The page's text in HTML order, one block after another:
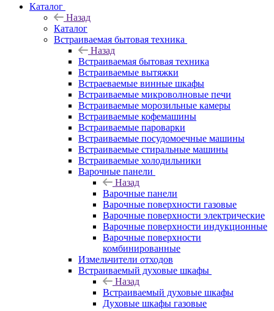
Каталог
Назад
Каталог
Встраиваемая бытовая техника
Назад
Встраиваемая бытовая техника
Встраиваемые вытяжки
Встраеваемые винные шкафы
Встраиваемые микроволновые печи
Встраиваемые морозильные камеры
Встраиваемые кофемашины
Встраиваемые пароварки
Встраиваемые посудомоечные машины
Встраиваемые стиральные машины
Встраиваемые холодильники
Варочные панели
Назад
Варочные панели
Варочные поверхности газовые
Варочные поверхности электрические
Варочные поверхности индукционные
Варочные поверхности
комбинированные
Измельчители отходов
Встраиваемый духовые шкафы
Назад
Встраиваемый духовые шкафы
Духовые шкафы газовые